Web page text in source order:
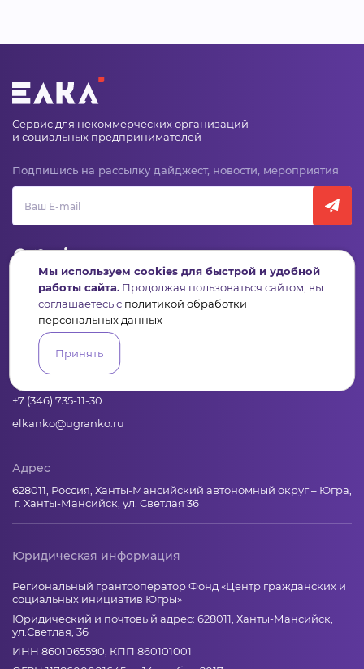
Сервис для некоммерческих организаций
и социальных предпринимателей
Подпишись на рассылку дайджест, новости, мероприятия
ПульсКонкурсыОрганизацииАктивисты
АналитикаБаза знанийВидеокурсы
Контакты
+7 (346) 735-11-30
elkanko@ugranko.ru
Адрес
628011, Россия, Ханты-Мансийский автономный округ – Югра,
г. Ханты-Мансийск, ул. Светлая 36
Юридическая информация
Региональный грантооператор Фонд «Центр гражданских и
социальных инициатив Югры»
Юридический и почтовый адрес: 628011, Ханты-Мансийск,
ул.Светлая, 36
ИНН 8601065590, КПП 860101001
Мы используем cookies для быстрой и удобной
работы сайта. Продолжая пользоваться сайтом, вы
соглашаетесь с политикой обработки
персональных данных
Принять